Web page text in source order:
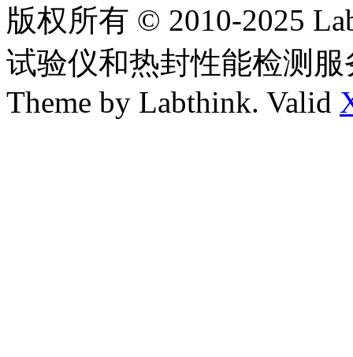
版权所有 © 2010-2025
试验仪和热封性能检测
Theme by Labthink. Valid